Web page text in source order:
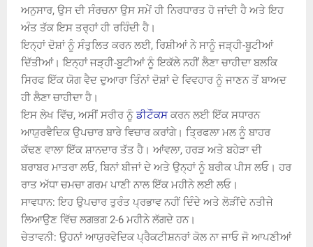
ਅਨੁਸਾਰ, ਉਸ ਦੀ ਸੰਰਚਨਾ ਉਸ ਸਮੇਂ ਹੀ ਨਿਰਧਾਰਤ ਹੋ ਜਾਂਦੀ ਹੈ ਅਤੇ ਇਹ
ਅੰਤ ਤੱਕ ਇਸ ਤਰ੍ਹਾਂ ਹੀ ਰਹਿੰਦੀ ਹੈ।
ਇਨ੍ਹਾਂ ਦੋਸ਼ਾਂ ਨੂੰ ਸੰਤੁਲਿਤ ਕਰਨ ਲਈ, ਰਿਸ਼ੀਆਂ ਨੇ ਸਾਨੂੰ ਜੜ੍ਹੀ-ਬੂਟੀਆਂ
ਦਿੱਤੀਆਂ। ਇਨ੍ਹਾਂ ਜੜ੍ਹੀ-ਬੂਟੀਆਂ ਨੂੰ ਇਕੱਲੇ ਨਹੀਂ ਲੈਣਾ ਚਾਹੀਦਾ ਬਲਕਿ
ਸਿਰਫ ਇੱਕ ਯੋਗ ਵੈਦ ਦੁਆਰਾ ਤਿੰਨਾਂ ਦੋਸ਼ਾਂ ਦੇ ਵਿਵਹਾਰ ਨੂੰ ਜਾਣਨ ਤੋਂ ਬਾਅਦ
ਹੀ ਲੈਣਾ ਚਾਹੀਦਾ ਹੈ।
ਇਸ ਲੇਖ ਵਿੱਚ, ਅਸੀਂ ਸਰੀਰ ਨੂੰ ਡੀਟੌਕਸਕਰਨ ਲਈ ਇੱਕ ਸਧਾਰਨ
ਆਯੁਰਵੈਦਿਕ ਉਪਚਾਰ ਬਾਰੇ ਵਿਚਾਰ ਕਰਾਂਗੇ। ਤ੍ਰਿਫਲਾ ਮਲ ਨੂੰ ਬਾਹਰ
ਕੱਢਣ ਵਾਲਾ ਇੱਕ ਸ਼ਾਨਦਾਰ ਤੱਤ ਹੈ। ਆਂਵਲਾ, ਹਰੜ ਅਤੇ ਬਹੇੜਾ ਦੀ
ਬਰਾਬਰ ਮਾਤਰਾ ਲਓ, ਬਿਨਾਂ ਬੀਜਾਂ ਦੇ ਅਤੇ ਉਨ੍ਹਾਂ ਨੂੰ ਬਰੀਕ ਪੀਸ ਲਓ। ਹਰ
ਰਾਤ ਅੱਧਾ ਚਮਚਾ ਗਰਮ ਪਾਣੀ ਨਾਲ ਇੱਕ ਮਹੀਨੇ ਲਈ ਲਓ।
ਸਾਵਧਾਨ: ਇਹ ਉਪਚਾਰ ਤੁਰੰਤ ਪ੍ਰਭਾਵ ਨਹੀਂ ਦਿੰਦੇ ਅਤੇ ਲੋੜੀਂਦੇ ਨਤੀਜੇ
ਲਿਆਉਣ ਵਿੱਚ ਲਗਭਗ 2-6 ਮਹੀਨੇ ਲੱਗਦੇ ਹਨ।
ਚੇਤਾਵਨੀ: ਉਹਨਾਂ ਆਯੁਰਵੇਦਿਕ ਪ੍ਰੈਕਟੀਸ਼ਨਰਾਂ ਕੋਲ ਨਾ ਜਾਓ ਜੋ ਆਪਣੀਆਂ